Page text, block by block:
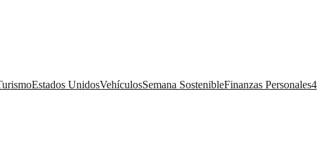
Estados UnidosVehículosSemana SostenibleFinanzas Personales4